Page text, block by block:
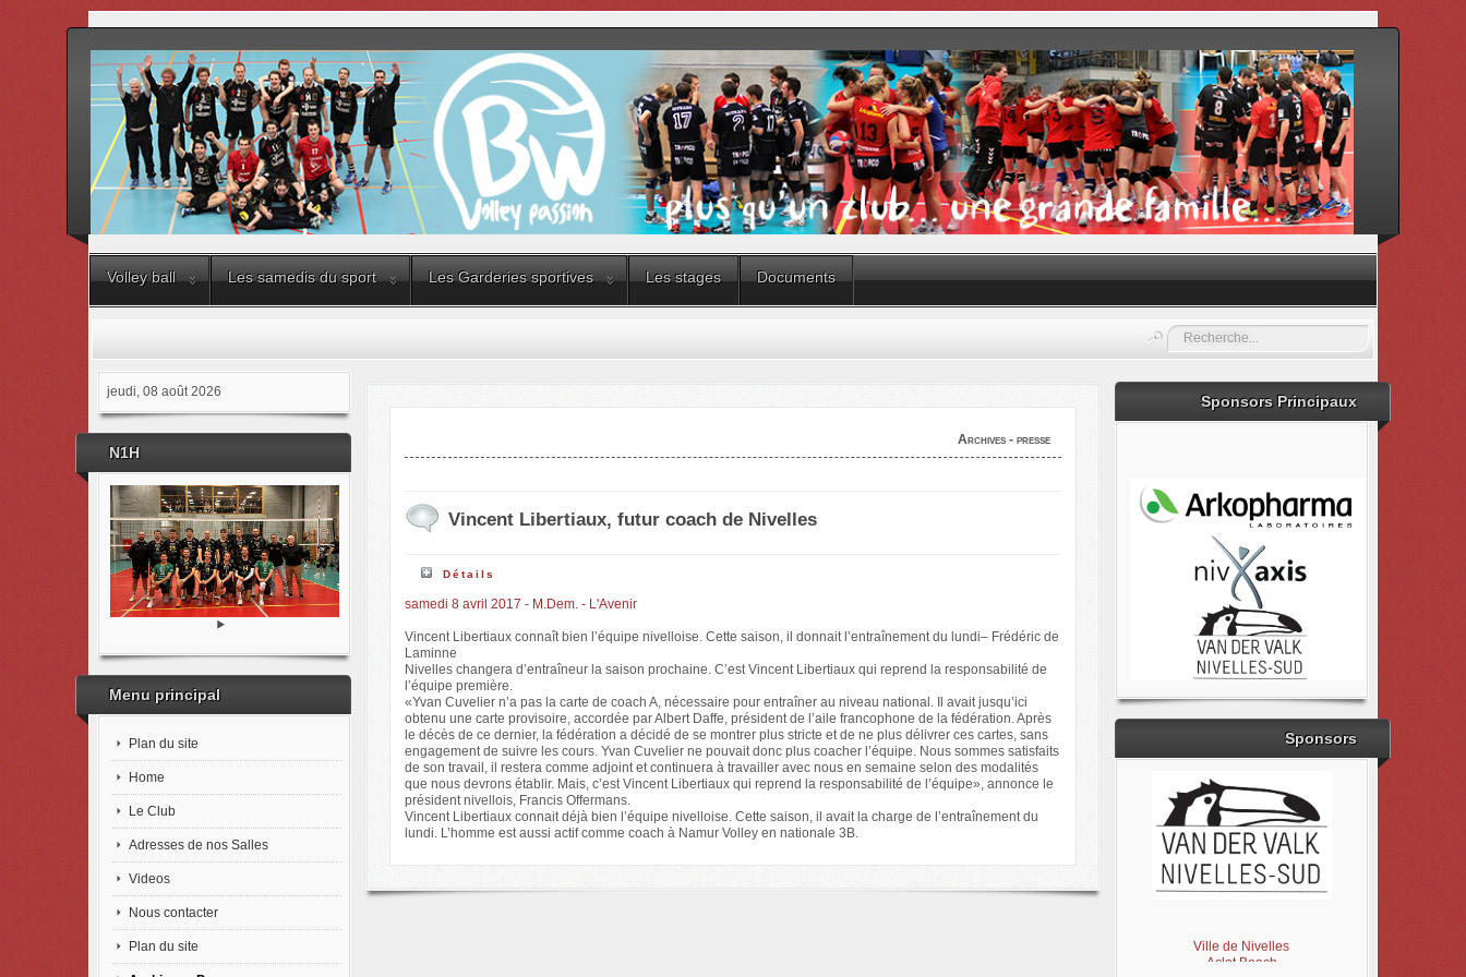
Volley ball Les samedis du sport Les Garderies sportives Les stages Documents
Rechercher
jeudi, 08 août 2026
N1H
Menu principal
Plan du site
Home
Le Club
Adresses de nos Salles
Videos
Nous contacter
Plan du site
Archives - presse
Vincent Libertiaux, futur coach de Nivelles
Détails
samedi 8 avril 2017 - M.Dem. - L'Avenir
Vincent Libertiaux connaît bien l’équipe nivelloise. Cette saison, il donnait l’entraînement du lundi– Frédéric de
Laminne
Nivelles changera d’entraîneur la saison prochaine. C’est Vincent Libertiaux qui reprend la responsabilité de
l’équipe première.
«Yvan Cuvelier n’a pas la carte de coach A, nécessaire pour entraîner au niveau national. Il avait jusqu’ici
obtenu une carte provisoire, accordée par Albert Daffe, président de l’aile francophone de la fédération. Après
le décès de ce dernier, la fédération a décidé de se montrer plus stricte et de ne plus délivrer ces cartes, sans
engagement de suivre les cours. Yvan Cuvelier ne pouvait donc plus coacher l’équipe. Nous sommes satisfaits
de son travail, il restera comme adjoint et continuera à travailler avec nous en semaine selon des modalités
que nous devrons établir. Mais, c’est Vincent Libertiaux qui reprend la responsabilité de l’équipe», annonce le
président nivellois, Francis Offermans.
Vincent Libertiaux connait déjà bien l’équipe nivelloise. Cette saison, il avait la charge de l’entraînement du
lundi. L’homme est aussi actif comme coach à Namur Volley en nationale 3B.
Sponsors Principaux
Sponsors
Ville de Nivelles
Aclot Beach